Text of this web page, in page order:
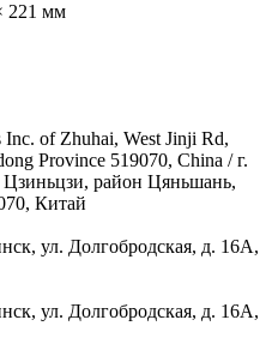
221 мм
of Zhuhai, West Jinji Rd,
Province 519070, China / г.
район Цяньшань,
Китай
ул. Долгобродская, д. 16А,
ул. Долгобродская, д. 16А,